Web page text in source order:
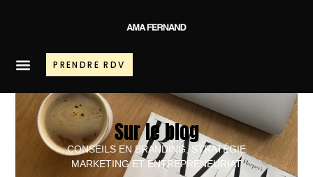
PRENDRE RDV
Sur le blog
CONSEILS EN BRANDING, STRATÉGIE
MARKETING ET ENTREPRENEURIAT